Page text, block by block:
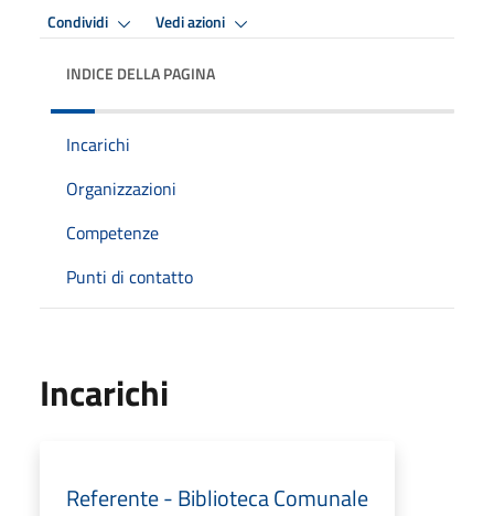
Condividi Vedi azioni
INDICE DELLA PAGINA
Incarichi
Organizzazioni
Competenze
Punti di contatto
Incarichi
Referente - Biblioteca Comunale